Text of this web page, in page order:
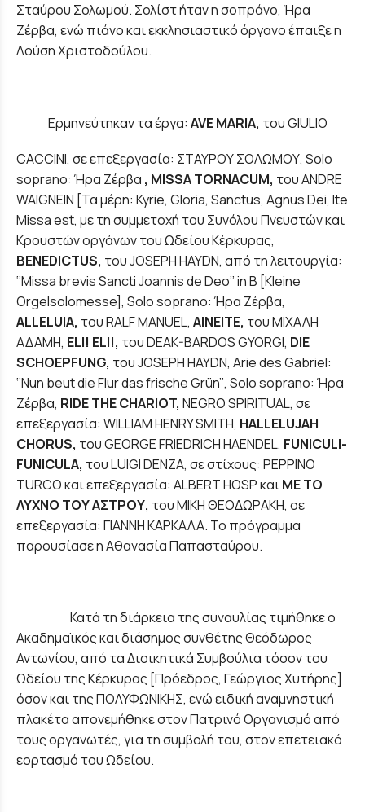
Σταύρου Σολωμού. Σολίστ ήταν η σοπράνο, Ήρα
Ζέρβα, ενώ πιάνο και εκκλησιαστικό όργανο έπαιξε η
Λούση Χριστοδούλου.
Ερμηνεύτηκαν τα έργα: AVEMARIA, του GIULIO
CACCINI, σε επεξεργασία: ΣΤΑΥΡΟΥ ΣΟΛΩΜΟΥ, Solo
soprano: Ήρα Ζέρβα , MISSATORNACUM, του ANDRE
WAIGNEIN [Τα μέρη: Kyrie, Gloria, Sanctus, Agnus Dei, Ite
Missa est, με τη συμμετοχή του Συνόλου Πνευστών και
Κρουστών οργάνων του Ωδείου Κέρκυρας,
ΒΕΝΕDICTUS, του JOSEPH HAYDN, από τη λειτουργία:
‘’Missa brevis Sancti Joannis de Deo’’ in B [Kleine
Orgelsolomesse], Solosoprano: Ήρα Ζέρβα,
ALLELUIA, του RALF MANUEL, ΑΙΝΕΙΤΕ, του ΜΙΧΑΛΗ
ΑΔΑΜΗ, ELI! ELI!, του DEAK-BARDOS GYORGI, DIE
SCHΟΕPFUNG, του JOSEPH HAYDN, Arie des Gabriel:
‘’Nun beut die Flur das frische Grün’’, Solosoprano: Ήρα
Ζέρβα, RIDETHECHARIOT, NEGRO SPIRITUAL, σε
επεξεργασία: WILLIAM HENRY SMITH, HALLELUJAH
CHORUS, του GEORGE FRIEDRICH HAENDEL, FUNICULI-
FUNICULA, του LUIGI DENZA, σε στίχους: PEPPINO
TURCO και επεξεργασία: ALBERT HOSP καιΜΕ ΤΟ
ΛΥΧΝΟ ΤΟΥ ΑΣΤΡΟΥ, του ΜΙΚΗ ΘΕΟΔΩΡΑΚΗ, σε
επεξεργασία: ΓΙΑΝΝΗ ΚΑΡΚΑΛΑ. Το πρόγραμμα
παρουσίασε η Αθανασία Παπασταύρου.
Κατά τη διάρκεια της συναυλίας τιμήθηκε ο
Ακαδημαϊκός και διάσημος συνθέτης Θεόδωρος
Αντωνίου, από τα Διοικητικά Συμβούλια τόσον του
Ωδείου της Κέρκυρας [Πρόεδρος, Γεώργιος Χυτήρης]
όσον και της ΠΟΛΥΦΩΝΙΚΗΣ, ενώ ειδική αναμνηστική
πλακέτα απονεμήθηκε στον Πατρινό Οργανισμό από
τους οργανωτές, για τη συμβολή του, στον επετειακό
εορτασμό του Ωδείου.